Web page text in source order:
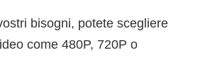
bisogni, potete scegliere
come 480P, 720P o